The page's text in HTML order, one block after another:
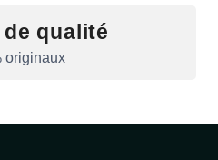
qualité
originaux